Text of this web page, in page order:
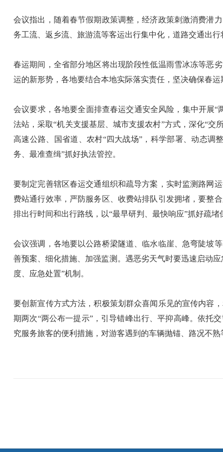
会议指出，随着春节假期政策调整，经济政策刺激消费潜
务工流、返乡流、旅游流等客运出行集中化，道路交通出
春运期间，全省部分地区将出现阶段性低温雨雪冰冻等恶
运的新形势，各地要结合本地实际落实责任，坚决确保春
会议要求，各地要全面排查春运交通安全风险，集中开展
法站，采取“机关支援基层、城市支援农村”方式，深化“
高速公路、国省道、农村“四大战场”，科学部署、动态调
务、最准查缉”抓好执法管控。
要制定完善辖区春运交通组织和疏导方案，实时监测路网
费站通行效率，严防服务区、收费站排队引发拥堵，要整
排出行时间和出行路线，以“最早研判、最快响应”抓好疏堵
会议强调，各地要以公路桥梁隧道、临水临崖、急弯陡坡
善预案、细化措施、加强监测。遇恶劣天气时要迅速启动
度、应急处置”机制。
要创新宣传方式方法，积极策划群众喜闻乐见的宣传内容
期两次“两公布一提示”，引导错峰出行、平抑高峰。依托
究服务旅客的便利措施，对游客遇到的车辆抛锚、路况不